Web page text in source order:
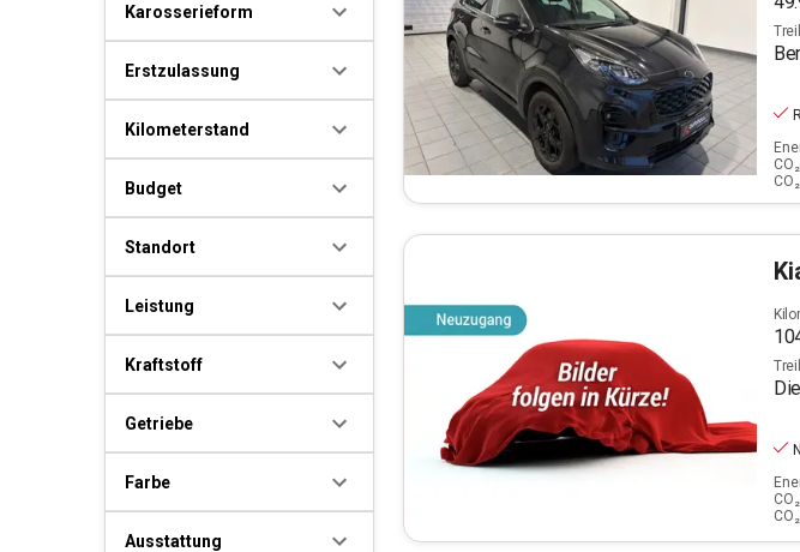
Karosserieform
Erstzulassung
Kilometerstand
Budget
Standort
Leistung
Kraftstoff
Getriebe
Farbe
Ausstattung